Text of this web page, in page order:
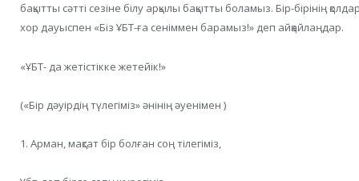
бақытты сәтті сезіне білу арқылы бақытты боламыз. Бір-бірінің
хор дауыспен «Біз ҰБТ-ға сеніммен барамыз!» деп айқайлаңдар.
«ҰБТ- да жетістікке жетейік!»
(«Бір дәуірдің түлегіміз» әнінің әуенімен )
1. Арман, мақсат бір болған соң тілегіміз,